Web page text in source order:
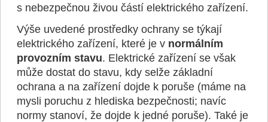
s nebezpečnou živou částí elektrického zařízení.
Výše uvedené prostředky ochrany se týkají
elektrického zařízení, které je v normálním
provozním stavu. Elektrické zařízení se však
může dostat do stavu, kdy selže základní
ochrana a na zařízení dojde k poruše (máme na
mysli poruchu z hlediska bezpečnosti; navíc
normy stanoví, že dojde k jedné poruše). Také je